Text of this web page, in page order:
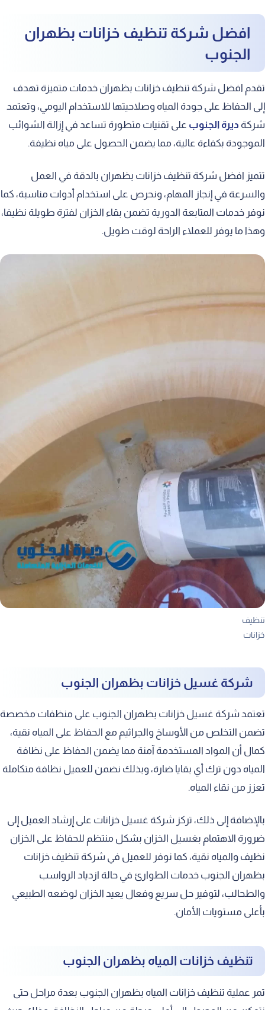
افضل شركة تنظيف خزانات بظهران
الجنوب
تقدم افضل شركة تنظيف خزانات بظهران خدمات متميزة تهدف
إلى الحفاظ على جودة المياه وصلاحيتها للاستخدام اليومي، وتعتمد
شركة ديرة الجنوب على تقنيات متطورة تساعد في إزالة الشوائب
الموجودة بكفاءة عالية، مما يضمن الحصول على مياه نظيفة.
تتميز افضل شركة تنظيف خزانات بظهران بالدقة في العمل
والسرعة في إنجاز المهام، ونحرص على استخدام أدوات مناسبة، كما
نوفر خدمات المتابعة الدورية تضمن بقاء الخزان لفترة طويلة نظيفا،
وهذا ما يوفر للعملاء الراحة لوقت طويل.
تنظيف
خزانات
شركة غسيل خزانات بظهران الجنوب
تعتمد شركة غسيل خزانات بظهران الجنوب على منظفات مخصصة
تضمن التخلص من الأوساخ والجراثيم مع الحفاظ على المياه نقية،
كمال أن المواد المستخدمة آمنة مما يضمن الحفاظ على نظافة
المياه دون ترك أي بقايا ضارة، وبذلك نضمن للعميل نظافة متكاملة
تعزز من نقاء المياه.
بالإضافة إلى ذلك، تركز شركة غسيل خزانات على إرشاد العميل إلى
ضرورة الاهتمام بغسيل الخزان بشكل منتظم للحفاظ على الخزان
نظيف والمياه نقية، كما نوفر للعميل في شركة تنظيف خزانات
بظهران الجنوب خدمات الطوارئ في حالة ازدياد الرواسب
والطحالب، لتوفير حل سريع وفعال يعيد الخزان لوضعه الطبيعي
بأعلى مستويات الأمان.
تنظيف خزانات المياه بظهران الجنوب
تمر عملية تنظيف خزانات المياه بظهران الجنوب بعدة مراحل حتى